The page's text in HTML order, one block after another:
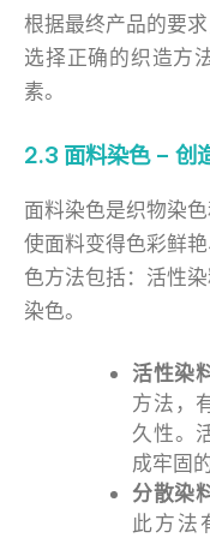
根据最终产品的要
选择正确的织造方
素。
2.3 面料染色 – 创
面料染色是织物染
使面料变得色彩鲜
色方法包括：活性
染色。
活性染
方法，
久性。
成牢固
分散染
此方法